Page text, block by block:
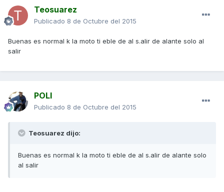
Teosuarez
Publicado 8 de Octubre del 2015
Buenas es normal k la moto ti eble de al s.alir de alante solo al
salir
POLI
Publicado 8 de Octubre del 2015
Teosuarez dijo:
Buenas es normal k la moto ti eble de al s.alir de alante solo
al salir